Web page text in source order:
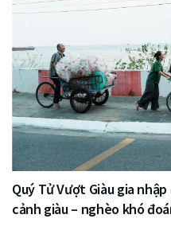
Quý Tử Vượt Giàu gia
cảnh giàu – nghèo khó